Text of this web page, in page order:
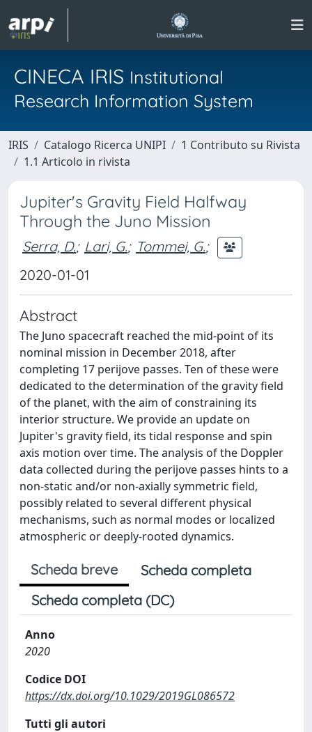
CINECA IRIS Institutional
Research Information System
IRIS Catalogo Ricerca UNIPI
1 Contributo su Rivista
1.1 Articolo in rivista
Jupiter's Gravity Field Halfway
Through the Juno Mission
Serra, D.; Lari, G.; Tommei, G.;
2020-01-01
Abstract
The Juno spacecraft reached the mid‐point of its
nominal mission in December 2018, after
completing 17 perijove passes. Ten of these were
dedicated to the determination of the gravity ﬁeld
of the planet, with the aim of constraining its
interior structure. We provide an update on
Jupiter's gravity ﬁeld, its tidal response and spin
axis motion over time. The analysis of the Doppler
data collected during the perijove passes hints to a
non‐static and/or non‐axially symmetric ﬁeld,
possibly related to several different physical
mechanisms, such as normal modes or localized
atmospheric or deeply‐rooted dynamics.
Scheda breve
Scheda completa
Scheda completa (DC)
Anno
2020
Codice DOI
https://dx.doi.org/10.1029/2019GL086572
Tutti gli autori